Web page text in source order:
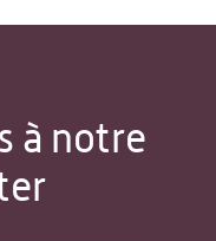
à notre